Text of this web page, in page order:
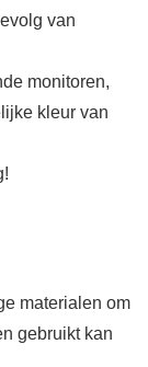
van
monitoren,
kleur van
materialen om
gebruikt kan